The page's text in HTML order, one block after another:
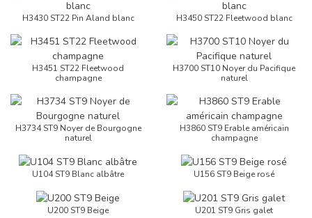
H3430 ST22 Pin Aland blanc H3450 ST22 Fleetwood blanc
H3451 ST22 Fleetwood
champagne
H3700 ST10 Noyer du Pacifique
naturel
H3734 ST9 Noyer de Bourgogne
naturel
H3860 ST9 Erable américain
champagne
U104 ST9 Blanc albâtre U156 ST9 Beige rosé
U200 ST9 Beige U201 ST9 Gris galet